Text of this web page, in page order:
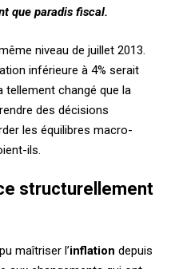
que paradis fiscal.
niveau de juillet 2013.
inférieure à 4% serait
tellement changé que la
des décisions
les équilibres macro-
ils.
structurellement
maîtriser l’inflation depuis